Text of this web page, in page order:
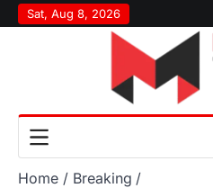
Skip
to
Sat, Aug 8, 2026
Home
Breaking